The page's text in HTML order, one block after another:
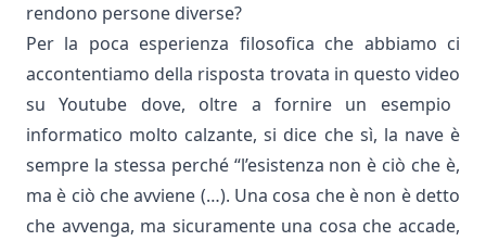
rendono persone diverse?
Per la poca esperienza filosofica che abbiamo ci
accontentiamo della risposta trovata in questo video
su Youtube dove, oltre a fornire un esempio
informatico molto calzante, si dice che sì, la nave è
sempre la stessa perché “l’esistenza non è ciò che è,
ma è ciò che avviene (…). Una cosa che è non è detto
che avvenga, ma sicuramente una cosa che accade,